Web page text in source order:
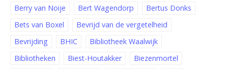
Berry van Noije
Bert Wagendorp
Bertus Donks
Bets van Boxel
Bevrijd van de vergetelheid
Bevrijding
BHIC
Bibliotheek Waalwijk
Bibliotheken
Biest-Houtakker
Biezenmortel